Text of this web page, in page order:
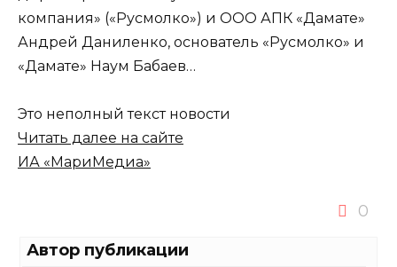
компания» («Русмолко») и ООО АПК «Дамате»
Андрей Даниленко, основатель «Русмолко» и
«Дамате» Наум Бабаев…
Это неполный текст новости
Читать далее на сайте
ИА «МариМедиа»
0
Автор публикации